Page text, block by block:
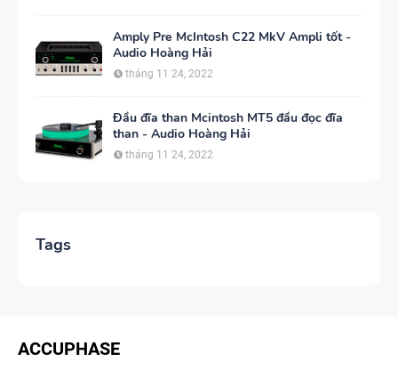
Amply Pre McIntosh C22 MkV Ampli tốt -
Audio Hoàng Hải
tháng 11 24, 2022
Đầu đĩa than Mcintosh MT5 đầu đọc đĩa
than - Audio Hoàng Hải
tháng 11 24, 2022
Tags
ACCUPHASE